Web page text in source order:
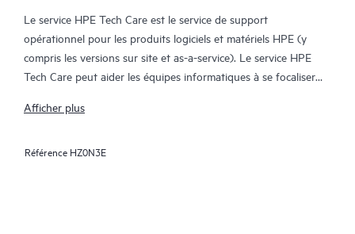
Le service HPE Tech Care est le service de support
opérationnel pour les produits logiciels et matériels HPE (y
compris les versions sur site et as-a-service). Le service HPE
Tech Care peut aider les équipes informatiques à se focaliser
chercher proactivement de meilleures méthodes de travail,
Afficher plus
Référence HZ0N3E